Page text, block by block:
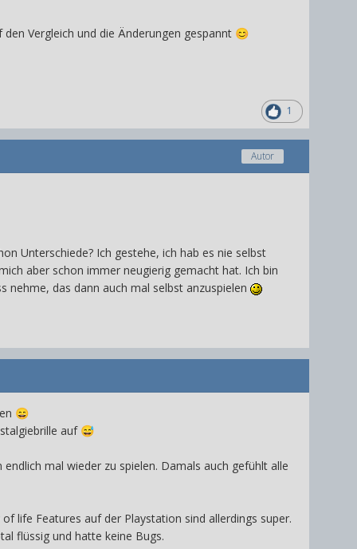
Vergleich und die Änderungen gespannt 😊
1
Autor
Unterschiede? Ich gestehe, ich hab es nie selbst
aber schon immer neugierig gemacht hat. Ich bin
nehme, das dann auch mal selbst anzuspielen
😄
auf 😅
mal wieder zu spielen. Damals auch gefühlt alle
life Features auf der Playstation sind allerdings super.
flüssig und hatte keine Bugs.